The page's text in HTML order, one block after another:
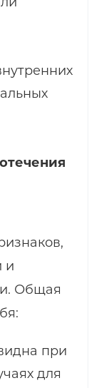
и
Общая
при
для